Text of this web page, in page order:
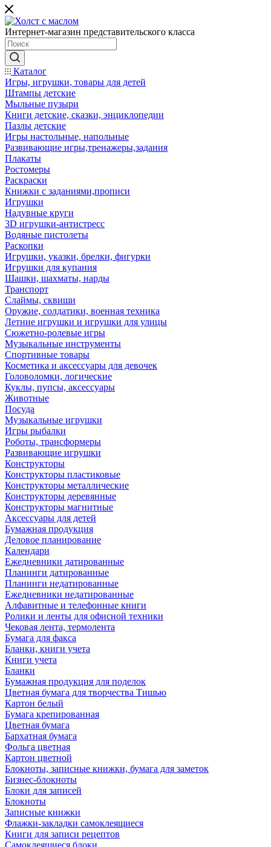
Интернет-магазин представительского класса
Каталог
Игры, игрушки, товары для детей
Штампы детские
Мыльные пузыри
Книги детские, сказки, энциклопедии
Пазлы детские
Игры настольные, напольные
Развивающие игры,тренажеры,задания
Плакаты
Ростомеры
Раскраски
Книжки с заданиями,прописи
Игрушки
Надувные круги
3D игрушки-антистресс
Водяные пистолеты
Раскопки
Игрушки, указки, брелки, фигурки
Игрушки для купания
Шашки, шахматы, нарды
Транспорт
Слаймы, сквиши
Оружие, солдатики, военная техника
Летние игрушки и игрушки для улицы
Сюжетно-ролевые игры
Музыкальные инструменты
Спортивные товары
Косметика и аксессуары для девочек
Головоломки, логические
Куклы, пупсы, аксессуары
Животные
Посуда
Музыкальные игрушки
Игры рыбалки
Роботы, трансформеры
Развивающие игрушки
Конструкторы
Конструкторы пластиковые
Конструкторы металлические
Конструкторы деревянные
Конструкторы магнитные
Аксессуары для детей
Бумажная продукция
Деловое планирование
Календари
Ежедневники датированные
Планинги датированные
Планинги недатированные
Ежедневники недатированные
Алфавитные и телефонные книги
Ролики и ленты для офисной техники
Чековая лента, термолента
Бумага для факса
Бланки, книги учета
Книги учета
Бланки
Бумажная продукция для поделок
Цветная бумага для творчества Тишью
Картон белый
Бумага крепированная
Цветная бумага
Бархатная бумага
Фольга цветная
Картон цветной
Блокноты, записные книжки, бумага для заметок
Бизнес-блокноты
Блоки для записей
Блокноты
Записные книжки
Флажки-закладки самоклеящиеся
Книги для записи рецептов
Самоклеящиеся блоки